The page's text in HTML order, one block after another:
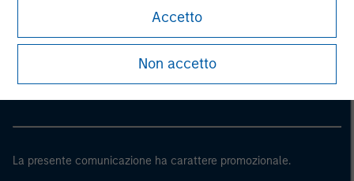
livello di singola società, ad almeno due dei seguenti
criteri dimensionali: (i) totale di bilancio: EUR 20 milioni,
(ii) fatturato netto: EUR 40 milioni o (iii) fondi propri: EUR
2 milioni, che agiscono per proprio conto; o (c) i governi
nazionali e regionali, compresi gli enti pubblici incaricati
della gestione del debito pubblico a livello nazionale o
la BEI e altre organizzazioni internazionali analoghe, che
Accetto
Non accetto
Morgan Stanley Careers
La presente comunicazione ha carattere promozionale.